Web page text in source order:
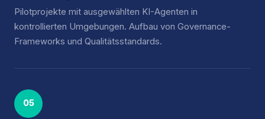
Pilotprojekte mit ausgewählten KI-Agenten in
kontrollierten Umgebungen. Aufbau von Governance-
Frameworks und Qualitätsstandards.
05